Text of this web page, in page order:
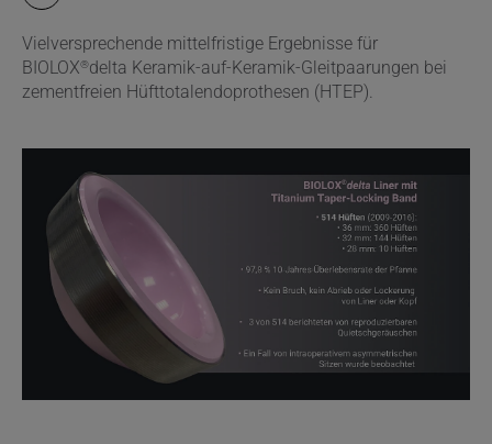
Vielversprechende mittelfristige Ergebnisse für
BIOLOX®delta Keramik-auf-Keramik-Gleitpaarungen bei
zementfreien Hüfttotalendoprothesen (HTEP).